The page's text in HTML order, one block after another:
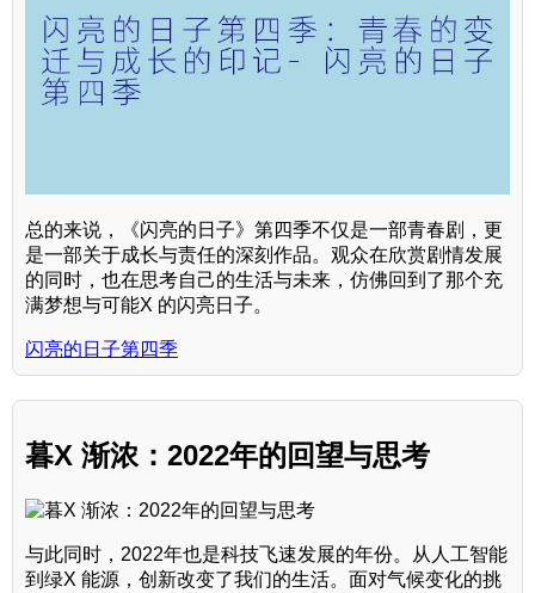
总的来说，《闪亮的日子》第四季不仅是一部青春剧，更
是一部关于成长与责任的深刻作品。观众在欣赏剧情发展
的同时，也在思考自己的生活与未来，仿佛回到了那个充
满梦想与可能X 的闪亮日子。
闪亮的日子第四季
暮X 渐浓：2022年的回望与思考
与此同时，2022年也是科技飞速发展的年份。从人工智能
到绿X 能源，创新改变了我们的生活。面对气候变化的挑